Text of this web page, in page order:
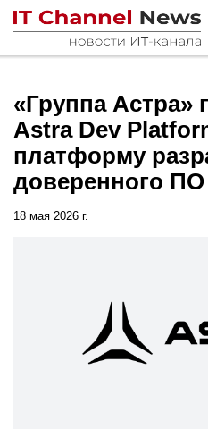
«Группа Астра»
Astra Dev
платформу
доверенного ПО
18 мая 2026 г.